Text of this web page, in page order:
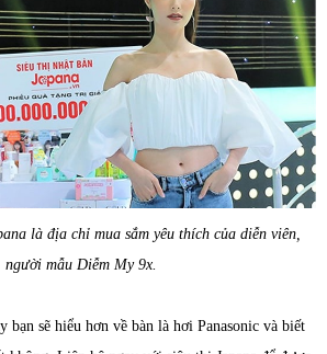
là địa chỉ mua sắm yêu thích của diễn viên,
người mẫu Diễm My 9x.
bạn sẽ hiểu hơn về bàn là hơi Panasonic và biết